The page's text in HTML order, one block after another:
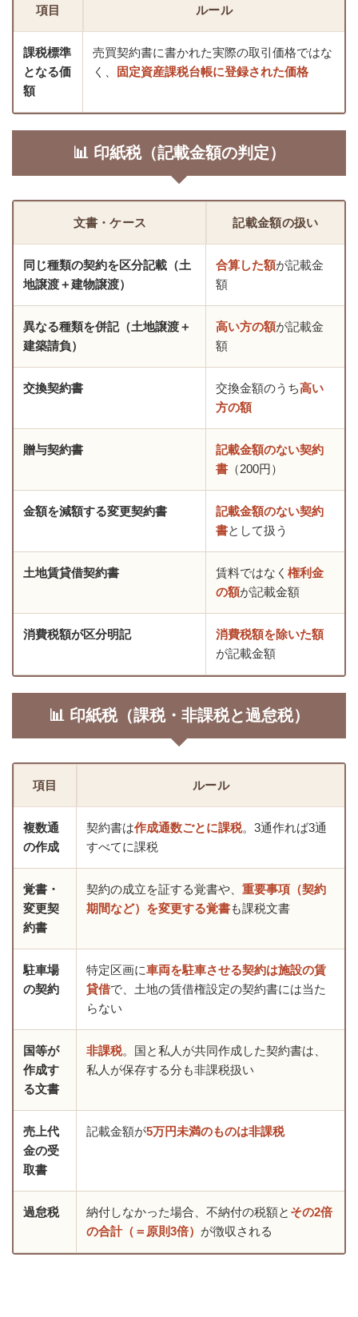
項目 ルール
課税標準
となる価
額
売買契約書に書かれた実際の取引価格ではな
く、
固定資産課税台帳に登録された価格
📊 印紙税（記載金額の判定）
文書・ケース 記載金額の扱い
同じ種類の契約を区分記載（土
地譲渡＋建物譲渡）
合算した額が記載金
額
異なる種類を併記（土地譲渡＋
建築請負）
高い方の額が記載金
額
交換契約書 交換金額のうち高い
方の額
贈与契約書
記載金額のない契約
書 （200円）
金額を減額する変更契約書
記載金額のない契約
書として扱う
土地賃貸借契約書 賃料ではなく 権利金
の額が記載金額
消費税額が区分明記
消費税額を除いた額
が記載金額
📊 印紙税（課税・非課税と過怠税）
項目 ルール
複数通
の作成
契約書は作成通数ごとに課税。3通作れば3通
すべてに課税
覚書・
変更契
約書
契約の成立を証する覚書や、 重要事項（契約
期間など）を変更する覚書も課税文書
駐車場
の契約
特定区画に車両を駐車させる契約は施設の賃
貸借で、土地の賃借権設定の契約書には当た
らない
国等が
作成す
る文書
非課税。国と私人が共同作成した契約書は、
私人が保存する分も非課税扱い
売上代
金の受
取書
記載金額が5万円未満のものは非課税
過怠税 納付しなかった場合、不納付の税額と その2倍
の合計（＝原則3倍） が徴収される